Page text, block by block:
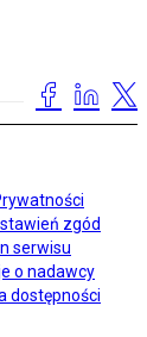
zgód
serwisu
o nadawcy
dostępności